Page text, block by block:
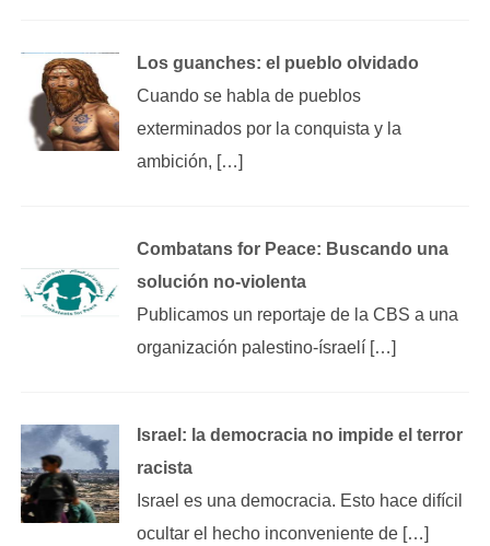
Los guanches: el pueblo olvidado
Cuando se habla de pueblos
exterminados por la conquista y la
ambición, […]
Combatans for Peace: Buscando una
solución no-violenta
Publicamos un reportaje de la CBS a una
organización palestino-ísraelí […]
Israel: la democracia no impide el terror
racista
Israel es una democracia. Esto hace difícil
ocultar el hecho inconveniente de […]